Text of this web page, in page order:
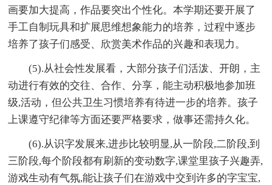
画要加大提高，作品要突出个性化。本学期还要开展了
手工自制玩具和扩展思维想象能力的培养，过程中逐步
培养了孩子们感受、欣赏美术作品的兴趣和表现力。
(5).从社会性发展看，大部分孩子们活泼、开朗，主
动进行有效的交往、合作、分享，能主动积极地参加班
级,活动，但公共卫生习惯培养有待进一步的培养。孩子
上课遵守纪律等方面还要严格要求，做事还需持久化。
(6).从识字发展来,进步比较明显,从一阶段,二阶段,到
三阶段,每个阶段都有刷新的变动数字,课堂里孩子兴趣弄,
游戏生动有气氛,能让孩子们在游戏中交到许多的字宝宝,